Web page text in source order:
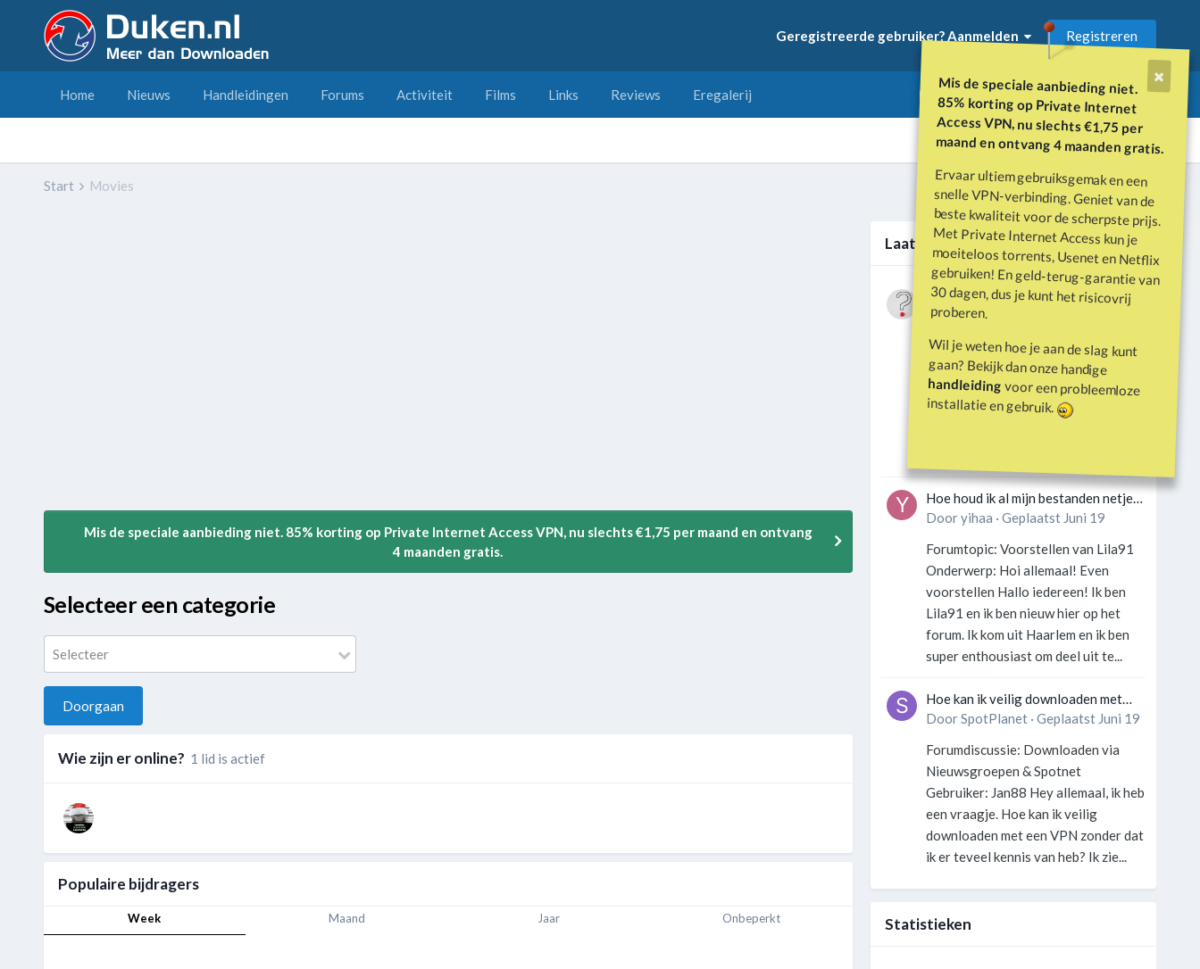
Mis de speciale aanbieding niet.
85% korting op Private Internet
Access VPN, nu slechts €1,75 per
maand en ontvang 4 maanden gratis.
Ervaar ultiem gebruiksgemak en een
snelle VPN-verbinding. Geniet van de
beste kwaliteit voor de scherpste prijs.
Met Private Internet Access kun je
moeiteloos torrents, Usenet en Netflix
gebruiken! En geld-terug-garantie van
30 dagen, dus je kunt het risicovrij
proberen.
Wil je weten hoe je aan de slag kunt
gaan? Bekijk dan onze handige
handleidingvoor een probleemloze
installatie en gebruik.
Geregistreerde gebruiker? Aanmelden Registreren
Home Nieuws Handleidingen Forums Activiteit Films Links Reviews Eregalerij
Alle activiteit
Start Movies
Mis de speciale aanbieding niet. 85% korting op Private Internet Access VPN, nu slechts €1,75 per maand en ontvang
4 maanden gratis.
Selecteer een categorie
Selecteer
Doorgaan
Wie zijn er online? 1 lid is actief
Populaire bijdragers
Week Maand Jaar Onbeperkt
Laatste berichten
Wat is er gebeurd met Davey Hearn
en de vandalisatie van het
Washington Reflecting Pool?
DoorVraagbaak
Forumdiscussie: Davey Hearn:
Former Olympian Denies Vandalising
Washington Reflecting Pool
Gebruiker: SportFan123 Hey
Hoe houd ik al mijn bestanden netjes
georganiseerd zonder gek te
Dooryihaa · Geplaatst Juni 19
Forumtopic: Voorstellen van Lila91
Onderwerp: Hoi allemaal! Even
voorstellen Hallo iedereen! Ik ben
Lila91 en ik ben nieuw hier op het
forum. Ik kom uit Haarlem en ik ben
super enthousiast om deel uit te...
Hoe kan ik veilig downloaden met
een VPN zonder technische kennis?
DoorSpotPlanet· Geplaatst Juni 19
Forumdiscussie: Downloaden via
Nieuwsgroepen & Spotnet
Gebruiker: Jan88 Hey allemaal, ik heb
een vraagje. Hoe kan ik veilig
downloaden met een VPN zonder dat
ik er teveel kennis van heb? Ik zie...
Statistieken